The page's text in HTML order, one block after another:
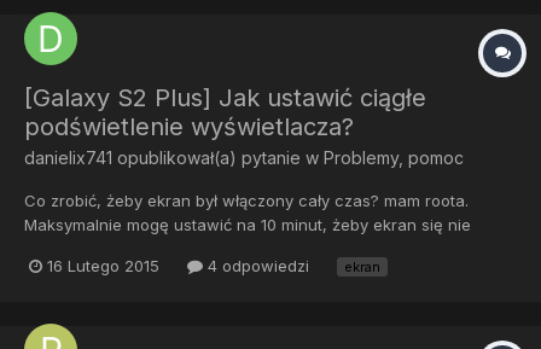
[Galaxy S2 Plus] Jak ustawić ciągłe
podświetlenie wyświetlacza?
danielix741 opublikował(a) pytanie w Problemy, pomoc
Co zrobić, żeby ekran był włączony cały czas? mam roota.
Maksymalnie mogę ustawić na 10 minut, żeby ekran się nie
czas włączony dopóki nie zablokuje telefonu?
16 Lutego 2015 4 odpowiedzi ekran